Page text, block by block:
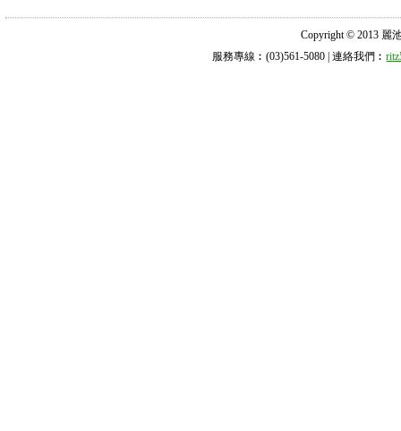
Copyright © 2013 麗
服務專線︰(03)561-5080 | 連絡我們︰